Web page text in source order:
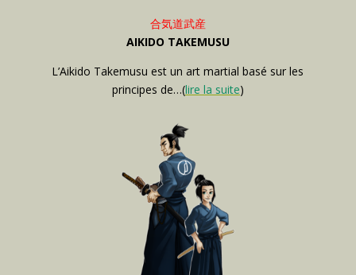
合気道武産
AIKIDO TAKEMUSU
L’Aikido Takemusu est un art martial basé sur les
principes de…(lire la suite)